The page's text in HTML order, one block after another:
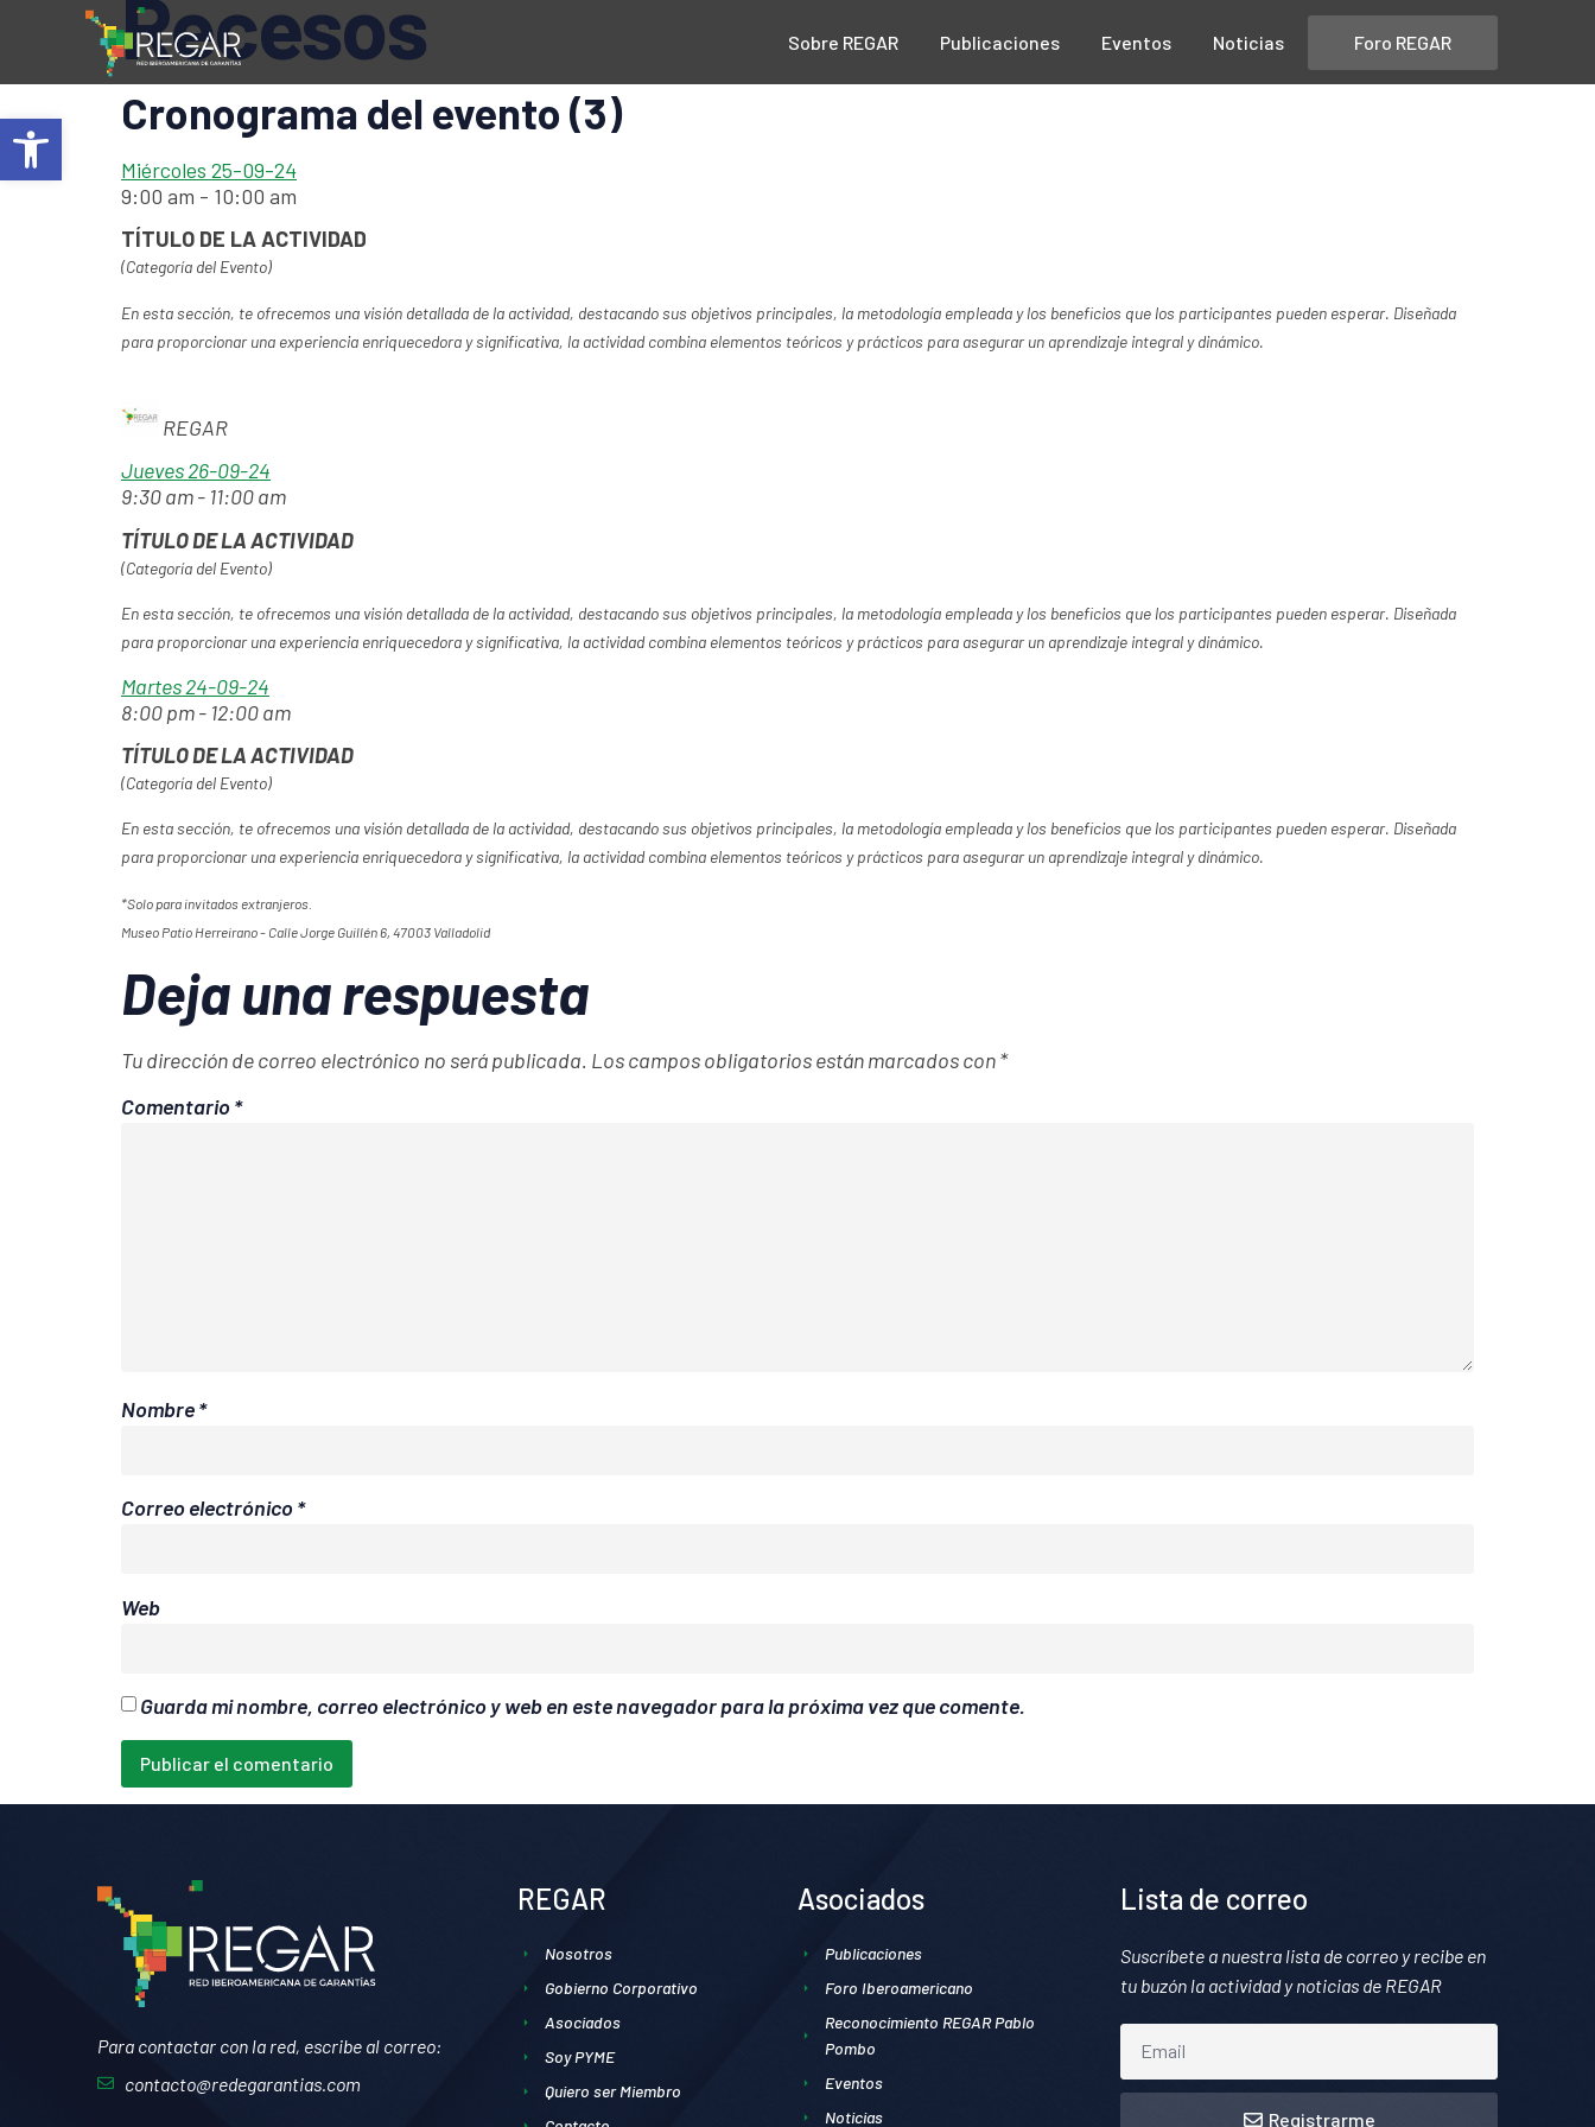
Abrir barra de herramientas
Sobre REGAR Publicaciones Eventos Noticias Foro REGAR
Recesos
Cronograma del evento (3)
Miércoles 25-09-24
9:00 am - 10:00 am
TÍTULO DE LA ACTIVIDAD
(Categoría del Evento)
En esta sección, te ofrecemos una visión detallada de la actividad, destacando sus objetivos principales, la metodología empleada y los beneficios que los participantes pueden esperar. Diseñada
para proporcionar una experiencia enriquecedora y significativa, la actividad combina elementos teóricos y prácticos para asegurar un aprendizaje integral y dinámico.
REGAR
Jueves 26-09-24
9:30 am- 11:00 am
TÍTULO DE LA ACTIVIDAD
(Categoría del Evento)
En esta sección, te ofrecemos una visión detallada de la actividad, destacando sus objetivos principales, la metodología empleada y los beneficios que los participantes pueden esperar. Diseñada
para proporcionar una experiencia enriquecedora y significativa, la actividad combina elementos teóricos y prácticos para asegurar un aprendizaje integral y dinámico.
Martes 24-09-24
8:00 pm- 12:00 am
TÍTULO DE LA ACTIVIDAD
(Categoría del Evento)
En esta sección, te ofrecemos una visión detallada de la actividad, destacando sus objetivos principales, la metodología empleada y los beneficios que los participantes pueden esperar. Diseñada
para proporcionar una experiencia enriquecedora y significativa, la actividad combina elementos teóricos y prácticos para asegurar un aprendizaje integral y dinámico.
*Solo para invitados extranjeros.
Museo Patio Herreirano - Calle Jorge Guillén 6, 47003 Valladolid
Deja una respuesta
Tu dirección de correo electrónico no será publicada. Los campos obligatorios están marcados con*
Comentario*
Nombre*
Correo electrónico*
Web
Guarda mi nombre, correo electrónico y web en este navegador para la próxima vez que comente.
Para contactar con la red, escribe al correo:
contacto@redegarantias.com
REGAR
Nosotros
Gobierno Corporativo
Asociados
Soy PYME
Quiero ser Miembro
Asociados
Publicaciones
Foro Iberoamericano
Reconocimiento REGAR Pablo
Pombo
Eventos
Noticias
Lista de correo
Suscríbete a nuestra lista de correo y recibe en
tu buzón la actividad y noticias de REGAR
Registrarme